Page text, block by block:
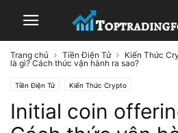
Trang chủ Tiền Điện Tử Kiến Thức
là gì? Cách thức vận hành ra sao?
Tiền Điện Tử Kiến Thức Crypto
Initial coin